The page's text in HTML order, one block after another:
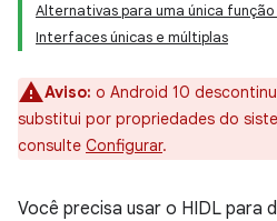
Alternativas para uma única função
Interfaces únicas e múltiplas
Aviso: o Android 10
substitui por propriedades do
consulte Configurar.
Você precisa usar o HIDL para